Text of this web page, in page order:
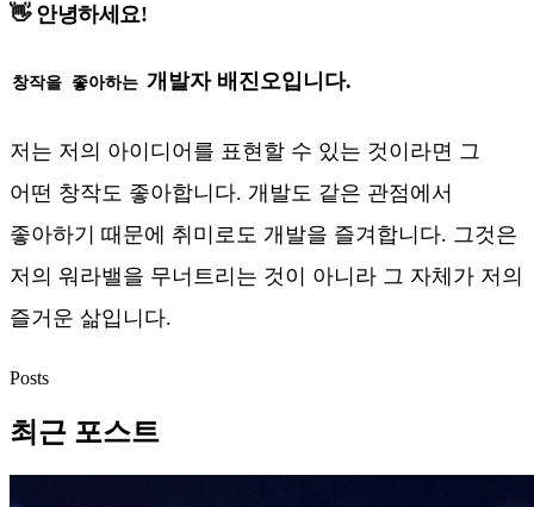
👋 안녕하세요!
창작을 좋아하는 개발자 배진오입니다.
저는 저의 아이디어를 표현할 수 있는 것이라면 그
어떤 창작도 좋아합니다. 개발도 같은 관점에서
좋아하기 때문에 취미로도 개발을 즐겨합니다. 그것은
저의 워라밸을 무너트리는 것이 아니라 그 자체가 저의
즐거운 삶입니다.
Posts
최근 포스트